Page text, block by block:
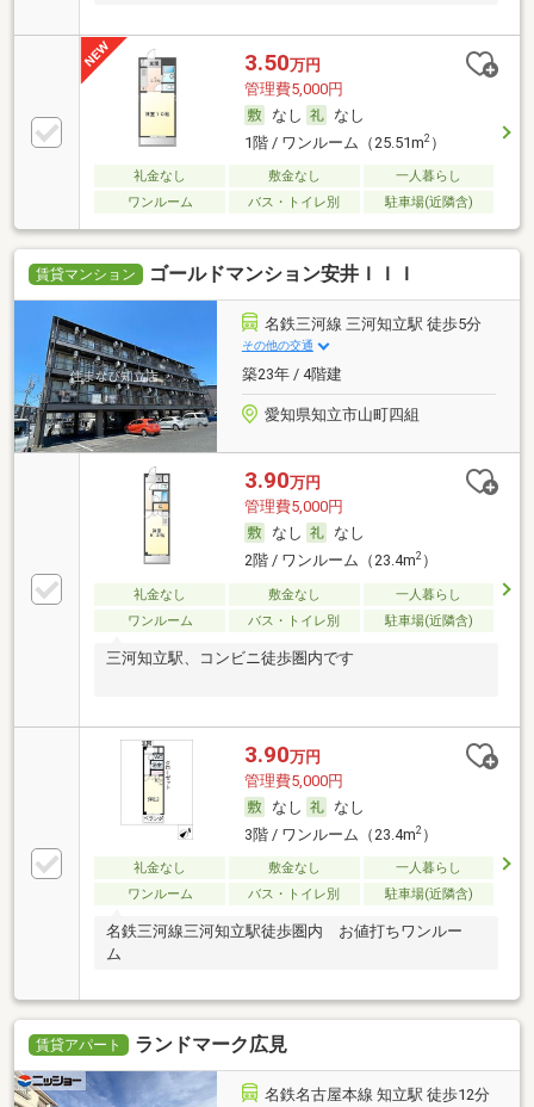
3.50万円
管理費5,000円
なし
なし
1階 / ワンルーム（25.51m2）
礼金なし 敷金なし
一人暮らし
ワンルーム
バス・トイレ別 駐車場(近隣含)
賃貸マンション ゴールドマンション安井ＩＩＩ
名鉄三河線 三河知立駅 徒歩5分
その他の交通
築23年 / 4階建
愛知県知立市山町四組
3.90万円
管理費5,000円
なし
なし
2階 / ワンルーム（23.4m2）
礼金なし 敷金なし
一人暮らし
ワンルーム
バス・トイレ別 駐車場(近隣含)
三河知立駅、コンビニ徒歩圏内です
3.90万円
管理費5,000円
なし
なし
3階 / ワンルーム（23.4m2）
礼金なし 敷金なし
一人暮らし
ワンルーム
バス・トイレ別 駐車場(近隣含)
名鉄三河線三河知立駅徒歩圏内 お値打ちワンルー
ム
賃貸アパート ランドマーク広見
名鉄名古屋本線 知立駅 徒歩12分